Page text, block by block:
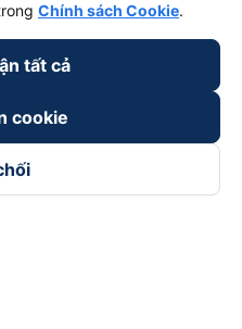
Chính sách Cookie.
tất cả
cookie